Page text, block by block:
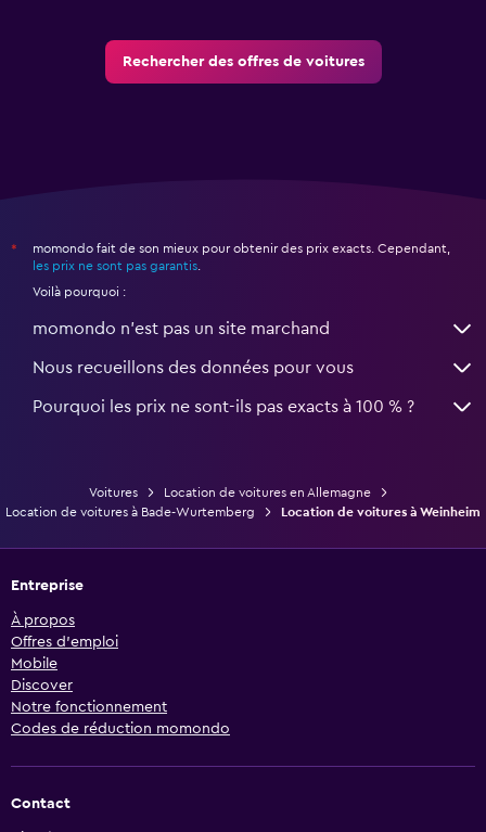
Rechercher des offres de voitures
*
momondo fait de son mieux pour obtenir des prix exacts. Cependant,
les prix ne sont pas garantis.
Voilà pourquoi :
momondo n'est pas un site marchand
Nous recueillons des données pour vous
Pourquoi les prix ne sont-ils pas exacts à 100 % ?
Voitures
Location de voitures en Allemagne
Location de voitures à Bade-Wurtemberg
Location de voitures à Weinheim
Entreprise
À propos
Offres d’emploi
Mobile
Discover
Notre fonctionnement
Codes de réduction momondo
Contact